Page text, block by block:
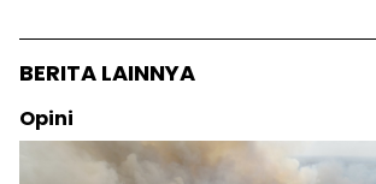
BERITA LAINNYA
Opini